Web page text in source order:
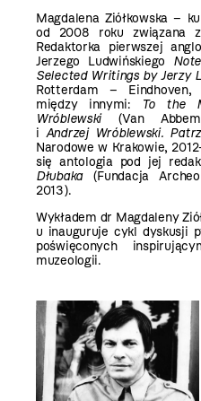
Magdalena Ziółkowska –
od 2008 roku związana
Redaktorka pierwszej
Jerzego Ludwińskiego
Selected Writings by Jerzy
Rotterdam –
między innymi: To the
Wróblewski (Van
i Andrzej Wróblewski.
Narodowe w Krakowie,
się antologia pod jej
Dłubaka(Fundacja
2013).
Wykładem dr Magdaleny
u inauguruje cykl dyskusji
poświęconych
muzeologii.